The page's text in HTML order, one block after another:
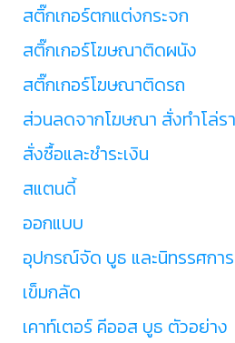
สติ๊กเกอร์ตกแต่งกระจก
สติ๊กเกอร์โฆษณาติดผนัง
สติ๊กเกอร์โฆษณาติดรถ
ส่วนลดจากโฆษณา สั่งทำโล่ร
สั่งซื้อและชำระเงิน
สแตนดี้
ออกแบบ
อุปกรณ์จัด บูธ และนิทรรศกา
เข็มกลัด
เคาท์เตอร์ คีออส บูธ ตัวอย่าง